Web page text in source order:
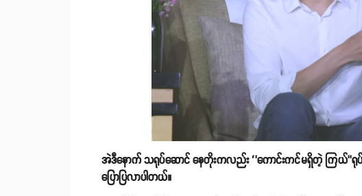
အဲဒီနောက် သရုပ်ဆောင် နေတိုးကလည်း ‘’ကောင်းကင်မရှိတဲ့ ကြယ်’’
ပြောပြလာပါတယ်။